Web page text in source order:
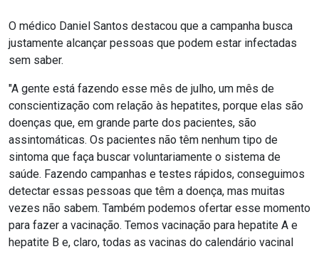
O médico Daniel Santos destacou que a campanha busca
justamente alcançar pessoas que podem estar infectadas
sem saber.
"A gente está fazendo esse mês de julho, um mês de
conscientização com relação às hepatites, porque elas são
doenças que, em grande parte dos pacientes, são
assintomáticas. Os pacientes não têm nenhum tipo de
sintoma que faça buscar voluntariamente o sistema de
saúde. Fazendo campanhas e testes rápidos, conseguimos
detectar essas pessoas que têm a doença, mas muitas
vezes não sabem. Também podemos ofertar esse momento
para fazer a vacinação. Temos vacinação para hepatite A e
hepatite B e, claro, todas as vacinas do calendário vacinal